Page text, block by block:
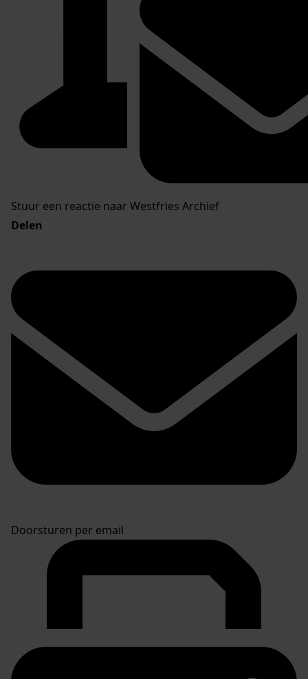
Stuur een reactie naar Westfries Archief
Delen
Doorsturen per email